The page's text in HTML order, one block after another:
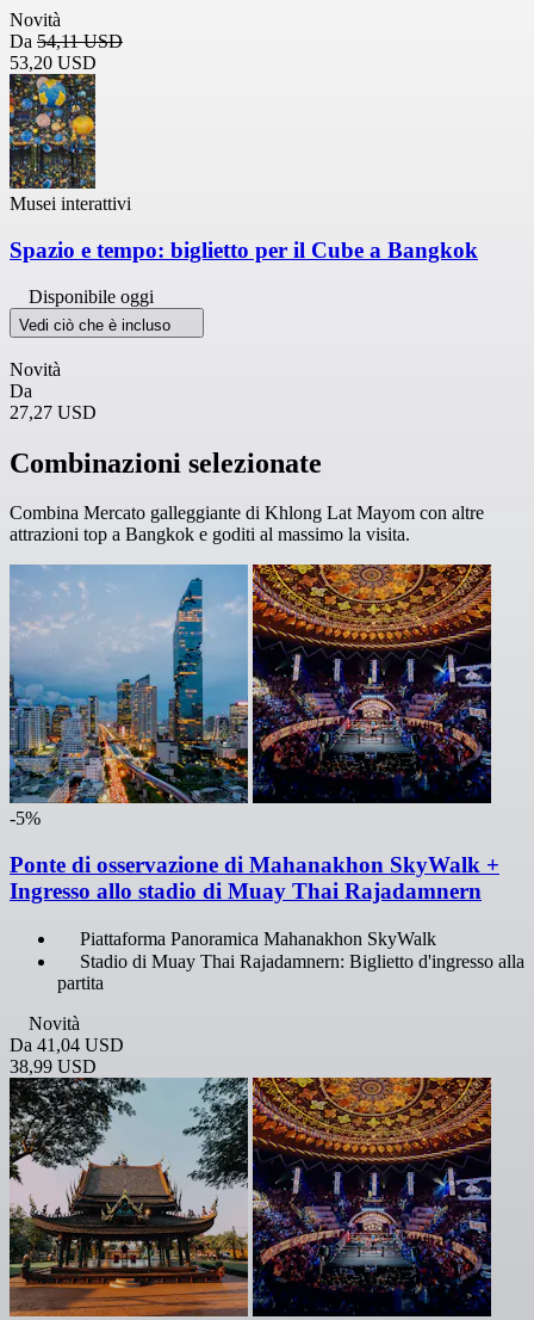
Novità
Da 54,11 USD
53,20 USD
Musei interattivi
Spazio e tempo: biglietto per il Cube a Bangkok
Disponibile oggi
Vedi ciò che è incluso
Novità
Da
27,27 USD
Combinazioni selezionate
Combina Mercato galleggiante di Khlong Lat Mayom con altre
attrazioni top a Bangkok e goditi al massimo la visita.
-5%
Ponte di osservazione di Mahanakhon SkyWalk +
Ingresso allo stadio di Muay Thai Rajadamnern
Piattaforma Panoramica Mahanakhon SkyWalk
Stadio di Muay Thai Rajadamnern: Biglietto d'ingresso alla
partita
Novità
Da 41,04 USD
38,99 USD